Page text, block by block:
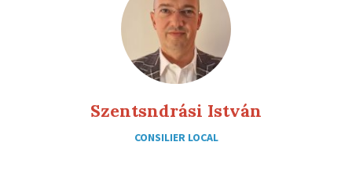
Szentsndrási István
CONSILIER LOCAL